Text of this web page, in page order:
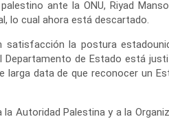
ante la ONU, Riyad
lo cual ahora está descartado.
la postura
Departamento de Estado está
larga data de que reconocer un
Autoridad Palestina y a la